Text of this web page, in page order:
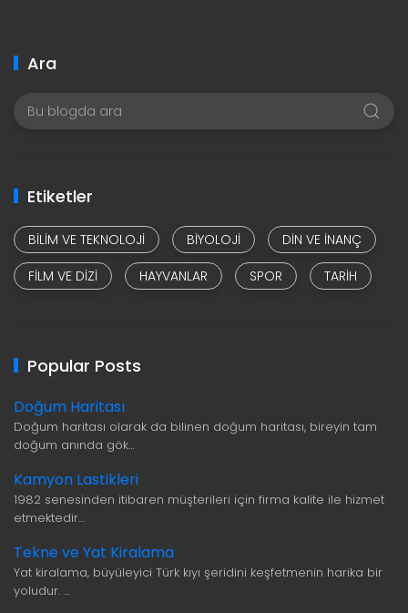
Ara
Etiketler
BILIM VE TEKNOLOJI BIYOLOJI
DIN VE INANÇ
FILM VE DIZI
HAYVANLAR SPOR TARIH
Popular Posts
Doğum Haritası
Doğum haritası olarak da bilinen doğum haritası, bireyin tam
doğum anında gök…
Kamyon Lastikleri
1982 senesinden itibaren müşterileri için firma kalite ile hizmet
etmektedir…
Tekne ve Yat Kiralama
Yat kiralama, büyüleyici Türk kıyı şeridini keşfetmenin harika bir
yoludur. …